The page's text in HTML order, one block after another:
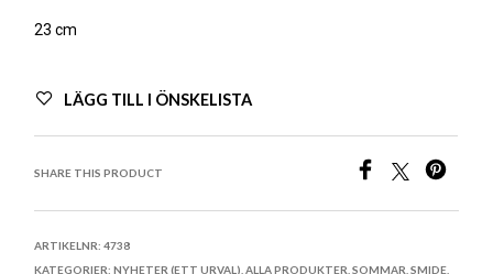
23 cm
LÄGG TILL I ÖNSKELISTA
SHARE THIS PRODUCT
ARTIKELNR:4738
KATEGORIER:NYHETER (ETT URVAL) ,ALLA PRODUKTER ,SOMMAR ,SMIDE